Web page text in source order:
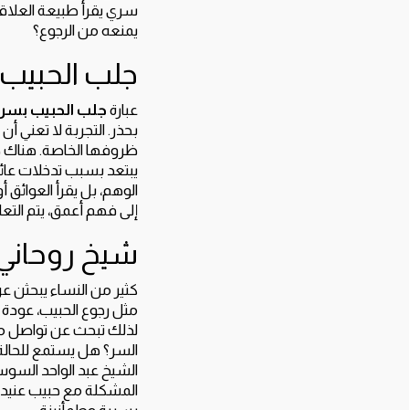
سري يقرأ طبيعة
يمنعه من الرجوع؟
جلب
عبارة جلب الحبيب
بحذر. التجربة لا
ظروفها الخاصة. هناك
يبتعد بسبب تدخلات
الوهم، بل يقرأ العوائق
إلى فهم أعمق، يتم
شيخ
كثير من النساء يبحثن
مثل رجوع الحبيب، عودة
لذلك تبحث عن تواصل
السر؟ هل يستمع
الشيخ عبد الواحد
المشكلة مع حبيب